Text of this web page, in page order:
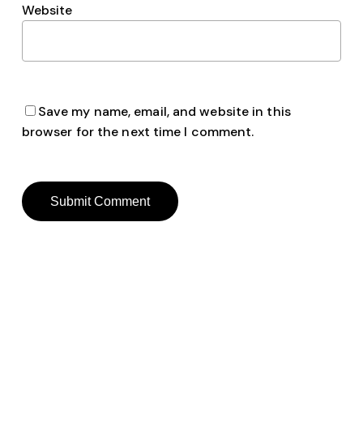
Website
Save my name, email, and website in this
browser for the next time I comment.